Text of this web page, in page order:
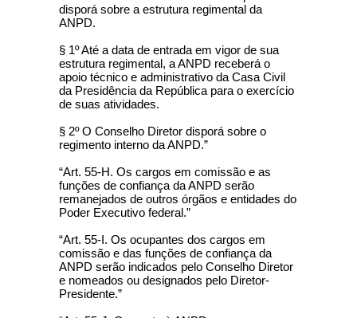
disporá sobre a estrutura regimental da
ANPD.
§ 1º Até a data de entrada em vigor de sua
estrutura regimental, a ANPD receberá o
apoio técnico e administrativo da Casa Civil
da Presidência da República para o exercício
de suas atividades.
§ 2º O Conselho Diretor disporá sobre o
regimento interno da ANPD.”
“Art. 55-H. Os cargos em comissão e as
funções de confiança da ANPD serão
remanejados de outros órgãos e entidades do
Poder Executivo federal.”
“Art. 55-I. Os ocupantes dos cargos em
comissão e das funções de confiança da
ANPD serão indicados pelo Conselho Diretor
e nomeados ou designados pelo Diretor-
Presidente.”